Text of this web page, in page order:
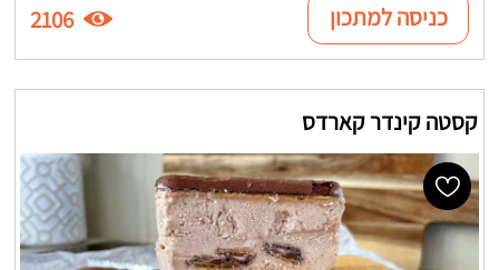
כניסה למתכון 2106
קסטה קינדר קארדס